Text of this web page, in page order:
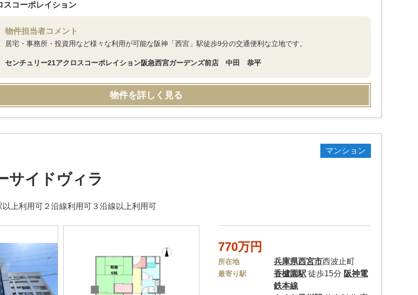
スコーポレイション
物件担当者コメント
居宅・事務所・投資用など様々な利用が可能な阪神「西宮」駅徒歩9分の交通便利な立地です。
センチュリー21アクロスコーポレイション阪急西宮ガーデンズ前店 中田 恭平
物件を詳しく見る
マンション
サイドヴィラ
上利用可２沿線利用可３沿線以上利用可
770万円
所在地 兵庫県西宮市西波止町
最寄り駅 香櫨園駅 徒歩15分 阪神電
鉄本線